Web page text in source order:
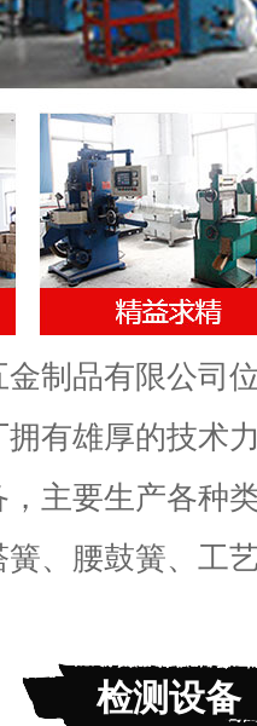
品有限公司位
有雄厚的技术
主要生产各种
、腰鼓簧、工
检测设备